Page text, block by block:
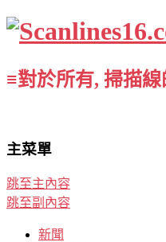
≡對於所有, 掃描
主菜單
跳至主內容
跳至副內容
新聞